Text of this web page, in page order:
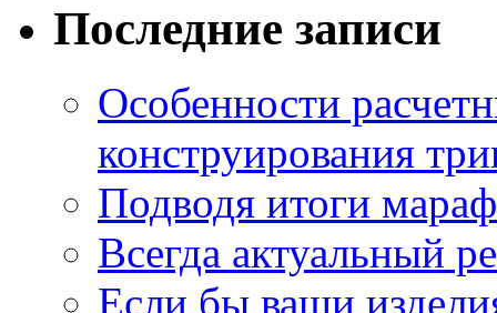
Последние записи
Особенности
конструирования
Подводя итоги
Всегда актуальный
Если бы ваши